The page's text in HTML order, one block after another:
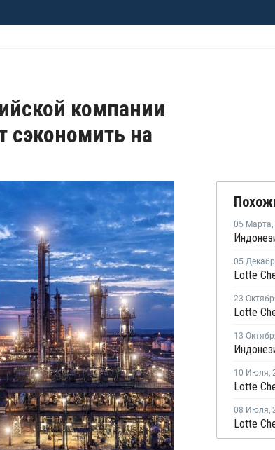
компании
сэкономить на
05 Марта,
05
23
13
10 Июля,
08 Июля,